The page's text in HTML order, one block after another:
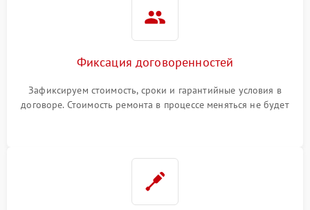
Фиксация договоренностей
Зафиксируем стоимость, сроки и гарантийные условия в
договоре. Стоимость ремонта в процессе меняться не будет